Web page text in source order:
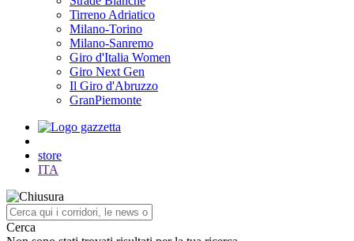
Tirreno Adriatico
Milano-Torino
Milano-Sanremo
Giro d'Italia Women
Giro Next Gen
Il Giro d'Abruzzo
GranPiemonte
store
ITA
Cerca